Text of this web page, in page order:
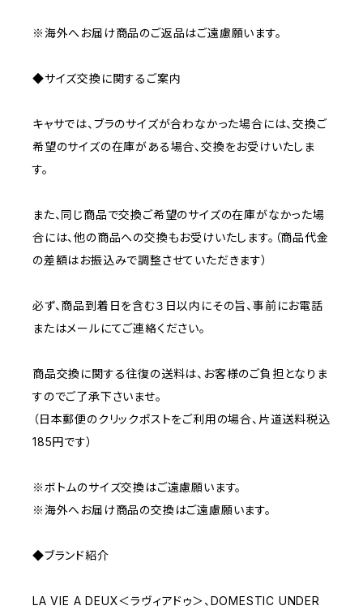
※海外へお届け商品のご返品はご遠慮願います。
◆サイズ交換に関するご案内
キャサでは、ブラのサイズが合わなかった場合には、交換ご
希望のサイズの在庫がある場合、交換をお受けいたしま
す。
また、同じ商品で交換ご希望のサイズの在庫がなかった場
合には、他の商品への交換もお受けいたします。（商品代金
の差額はお振込みで調整させていただきます）
必ず、商品到着日を含む３日以内にその旨、事前にお電話
またはメールにてご連絡ください。
商品交換に関する往復の送料は、お客様のご負担となりま
すのでご了承下さいませ。
（日本郵便のクリックポストをご利用の場合、片道送料税込
185円です）
※ボトムのサイズ交換はご遠慮願います。
※海外へお届け商品の交換はご遠慮願います。
◆ブランド紹介
LA VIE A DEUX＜ラヴィアドゥ＞、DOMESTIC UNDER